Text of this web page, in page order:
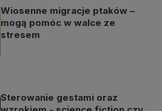
Wiosenne migracje ptaków –
mogą pomóc w walce ze
stresem
Sterowanie gestami oraz